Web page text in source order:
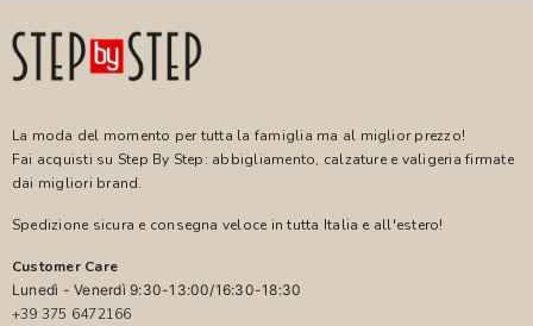
La moda del momento per tutta la famiglia ma al miglior prezzo!
Fai acquisti su Step By Step: abbigliamento, calzature e valigeria firmate
dai migliori brand.
Spedizione sicura e consegna veloce in tutta Italia e all'estero!
Customer Care
Lunedì - Venerdì 9:30-13:00/16:30-18:30
+39 375 6472166